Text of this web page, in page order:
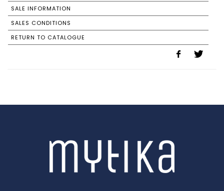
SALE INFORMATION
SALES CONDITIONS
RETURN TO CATALOGUE